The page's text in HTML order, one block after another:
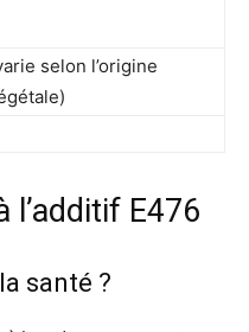
selon l’origine
l’additif E476
santé ?